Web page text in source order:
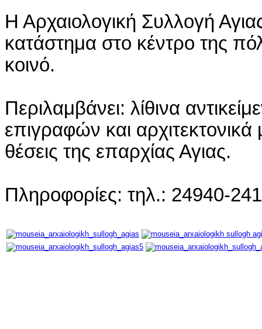
Η Αρχαιολογική Συλλογή
κατάστημα στο κέντρο της
κοινό.
Περιλαμβάνει: λίθινα
επιγραφών και
θέσεις της επαρχίας Αγιας.
Πληροφορίες: τηλ.: 24940-